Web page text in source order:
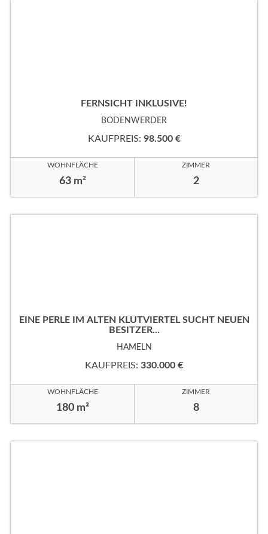
FERNSICHT INKLUSIVE!
BODENWERDER
KAUFPREIS: 98.500 €
WOHNFLÄCHE
63 m²
ZIMMER
2
EINE PERLE IM ALTEN KLÜTVIERTEL SUCHT NEUEN
BESITZER...
HAMELN
KAUFPREIS: 330.000 €
WOHNFLÄCHE
180 m²
ZIMMER
8